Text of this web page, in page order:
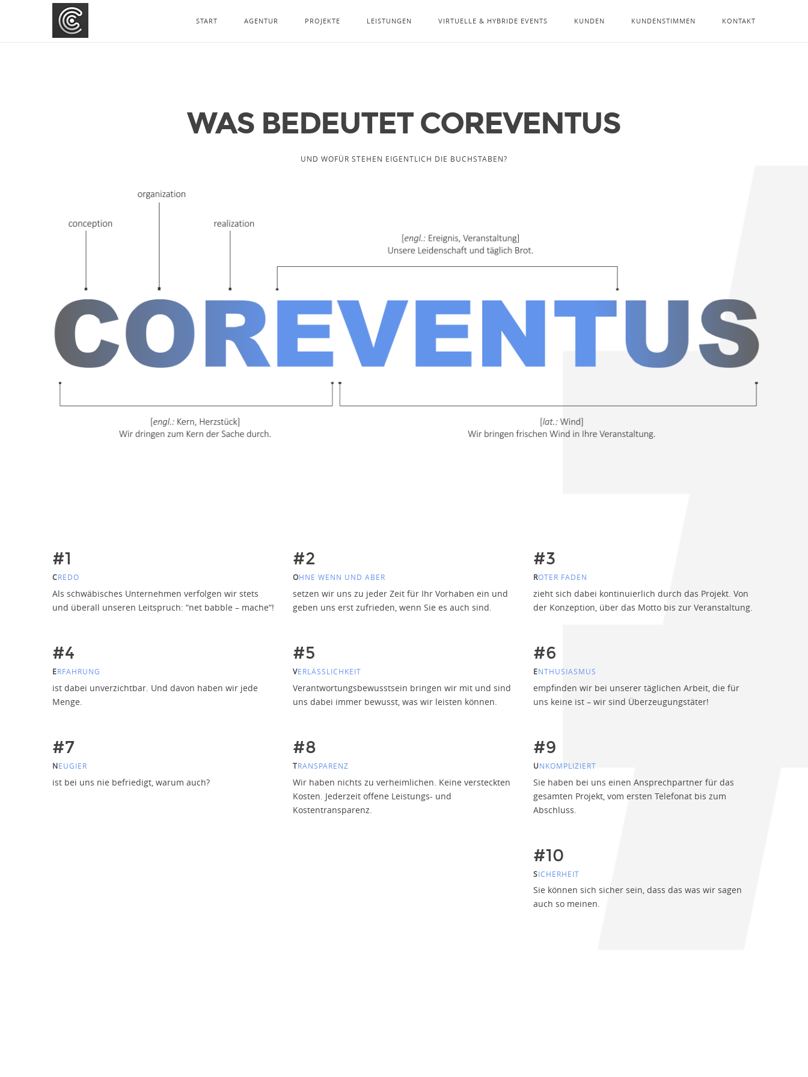
START AGENTUR PROJEKTE LEISTUNGEN VIRTUELLE & HYBRIDE EVENTS KUNDEN KUNDENSTIMMEN KONTAKT
WAS BEDEUTET COREVENTUS
UND WOFÜR STEHEN EIGENTLICH DIE BUCHSTABEN?
#1
CREDO
Als schwäbisches Unternehmen verfolgen wir stets
und überall unseren Leitspruch: “net babble – mache“!
#2
OHNE WENN UND ABER
setzen wir uns zu jeder Zeit für Ihr Vorhaben ein und
geben uns erst zufrieden, wenn Sie es auch sind.
#3
ROTER FADEN
zieht sich dabei kontinuierlich durch das Projekt. Von
der Konzeption, über das Motto bis zur Veranstaltung.
#4
ERFAHRUNG
ist dabei unverzichtbar. Und davon haben wir jede
Menge.
#5
VERLÄSSLICHKEIT
Verantwortungsbewusstsein bringen wir mit und sind
uns dabei immer bewusst, was wir leisten können.
#6
ENTHUSIASMUS
empfinden wir bei unserer täglichen Arbeit, die für
uns keine ist – wir sind Überzeugungstäter!
#7
NEUGIER
ist bei uns nie befriedigt, warum auch?
#8
TRANSPARENZ
Wir haben nichts zu verheimlichen. Keine versteckten
Kosten. Jederzeit offene Leistungs- und
Kostentransparenz.
#9
UNKOMPLIZIERT
Sie haben bei uns einen Ansprechpartner für das
gesamten Projekt, vom ersten Telefonat bis zum
Abschluss.
#10
SICHERHEIT
Sie können sich sicher sein, dass das was wir sagen
auch so meinen.